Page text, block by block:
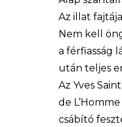
Az illat
Nem kell
a férfiasság
után teljes
Az Yves
de
csábító